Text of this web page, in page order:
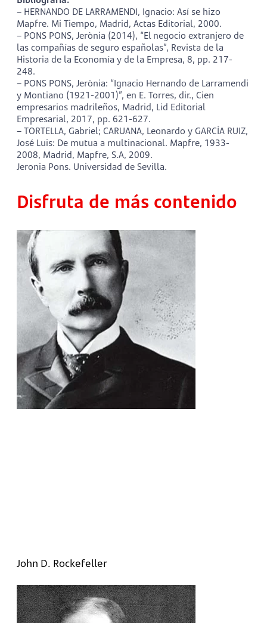
– HERNANDO DE LARRAMENDI, Ignacio: Así se hizo
Mapfre. Mi Tiempo, Madrid, Actas Editorial, 2000.
– PONS PONS, Jerònia (2014), “El negocio extranjero de
las compañías de seguro españolas”, Revista de la
Historia de la Economía y de la Empresa, 8, pp. 217-
248.
– PONS PONS, Jerònia: “Ignacio Hernando de Larramendi
y Montiano (1921-2001)”, en E. Torres, dir., Cien
empresarios madrileños, Madrid, Lid Editorial
Empresarial, 2017, pp. 621-627.
– TORTELLA, Gabriel; CARUANA, Leonardo y GARCÍA RUIZ,
José Luis: De mutua a multinacional. Mapfre, 1933-
2008, Madrid, Mapfre, S.A, 2009.
Jeronia Pons. Universidad de Sevilla.
Disfruta de más contenido
John D. Rockefeller